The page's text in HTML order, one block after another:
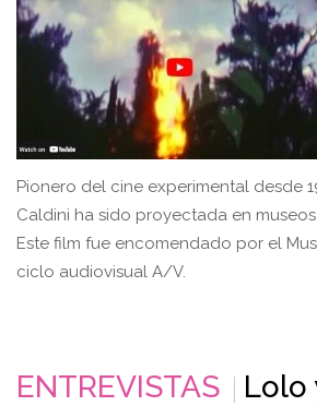
Pionero del cine experimental desde
Caldini ha sido proyectada en
Este film fue encomendado por el
ciclo audiovisual A/V.
ENTREVISTAS
Lolo